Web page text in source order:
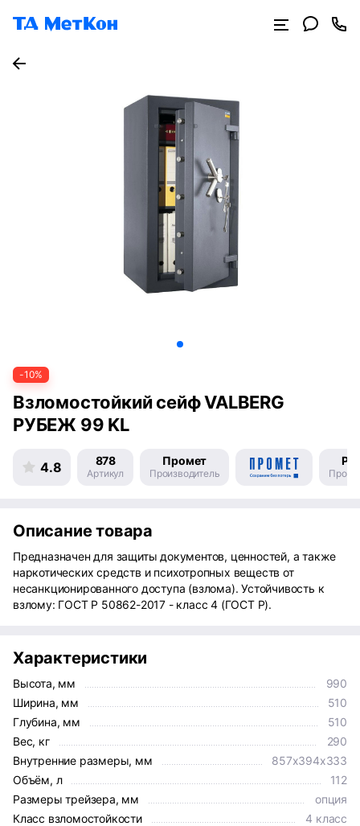
-10%
Взломостойкий сейф VALBERG
РУБЕЖ 99 KL
4.8 878
Артикул
Промет
Производитель
Описание товара
Предназначен для защиты документов, ценностей, а также
наркотических средств и психотропных веществ от
несанкционированного доступа (взлома). Устойчивость к
взлому: ГОСТ Р 50862-2017 - класс 4 (ГОСТ Р).
Характеристики
Высота, мм
990
Ширина, мм
510
Глубина, мм
510
Вес, кг
290
Внутренние размеры, мм
857x394x333
Объём, л
112
Размеры трейзера, мм
опция
Класс взломостойкости
4 класс